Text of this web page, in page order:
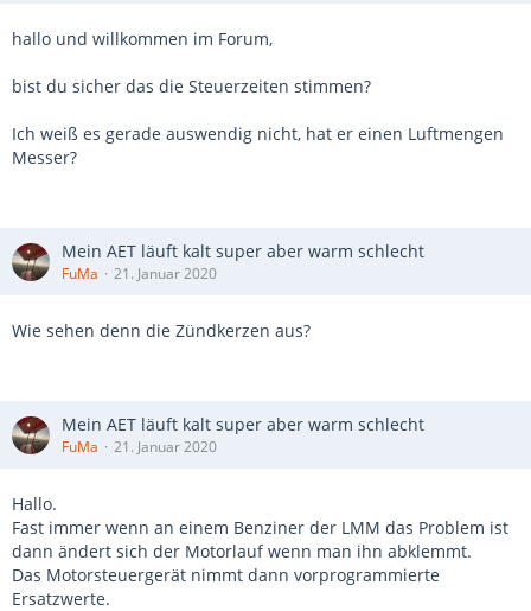
hallo und willkommen im Forum,
bist du sicher das die Steuerzeiten stimmen?
Ich weiß es gerade auswendig nicht, hat er einen Luftmengen
Messer?
Mein AET läuft kalt super aber warm schlecht
FuMa 21. Januar 2020
Wie sehen denn die Zündkerzen aus?
Mein AET läuft kalt super aber warm schlecht
FuMa 21. Januar 2020
Hallo.
Fast immer wenn an einem Benziner der LMM das Problem ist
dann ändert sich der Motorlauf wenn man ihn abklemmt.
Das Motorsteuergerät nimmt dann vorprogrammierte
Ersatzwerte.